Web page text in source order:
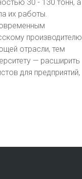
30 - 130 тонн, а
их работы.
производителю
отрасли, тем
— расширить
для предприятий,